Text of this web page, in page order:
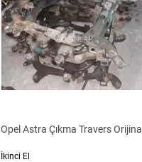
Opel Astra Çıkma Travers Orijinal
İkinci El